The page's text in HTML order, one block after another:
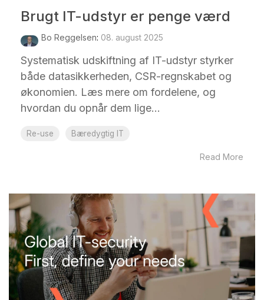
Brugt IT-udstyr er penge værd
Bo Reggelsen: 08. august 2025
Systematisk udskiftning af IT-udstyr styrker
både datasikkerheden, CSR-regnskabet og
økonomien. Læs mere om fordelene, og
hvordan du opnår dem lige...
Re-use Bæredygtig IT
Read More